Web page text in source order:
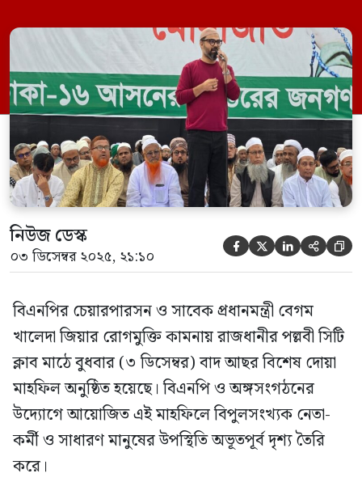
উদ্যোগে আয়োজিত এই মাহফিলে বিপুলসংখ্যক
নেতা-কর্মী ও সাধারণ মানুষের উপস্থিতি অভূতপূর্ব
দৃশ্য তৈরি করে। দোয়া মাহফিলে প্রধান অতিথি
হিসেবে বক্তব্য রাখেন বিএনপির কেন্দ্রীয় ক্রীড়া
বিষয়ক সম্পাদক, ঢাকা […]
নিউজ ডেস্ক
০৩ ডিসেম্বর ২০২৫, ২১:১০     
বিএনপির চেয়ারপারসন ও সাবেক প্রধানমন্ত্রী বেগম
খালেদা জিয়ার রোগমুক্তি কামনায় রাজধানীর পল্লবী সিটি
ক্লাব মাঠে বুধবার (৩ ডিসেম্বর) বাদ আছর বিশেষ দোয়া
মাহফিল অনুষ্ঠিত হয়েছে। বিএনপি ও অঙ্গসংগঠনের
উদ্যোগে আয়োজিত এই মাহফিলে বিপুলসংখ্যক নেতা-
কর্মী ও সাধারণ মানুষের উপস্থিতি অভূতপূর্ব দৃশ্য তৈরি
করে।